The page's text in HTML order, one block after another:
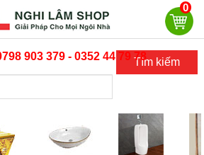
0
903 379 - 0352 44 79 78Tìm kiếm